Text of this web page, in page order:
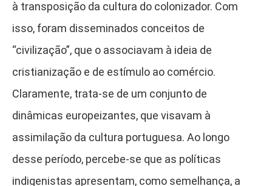
à transposição da cultura do colonizador. Com
isso, foram disseminados conceitos de
“civilização”, que o associavam à ideia de
cristianização e de estímulo ao comércio.
Claramente, trata-se de um conjunto de
dinâmicas europeizantes, que visavam à
assimilação da cultura portuguesa. Ao longo
desse período, percebe-se que as políticas
indigenistas apresentam, como semelhança, a